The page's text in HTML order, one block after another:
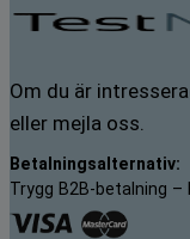
Om du är
eller mejla oss.
Betalningsalternativ:
Trygg B2B-betalning